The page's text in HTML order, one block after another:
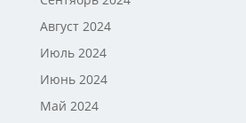
Август 2024
Июль 2024
Июнь 2024
Май 2024